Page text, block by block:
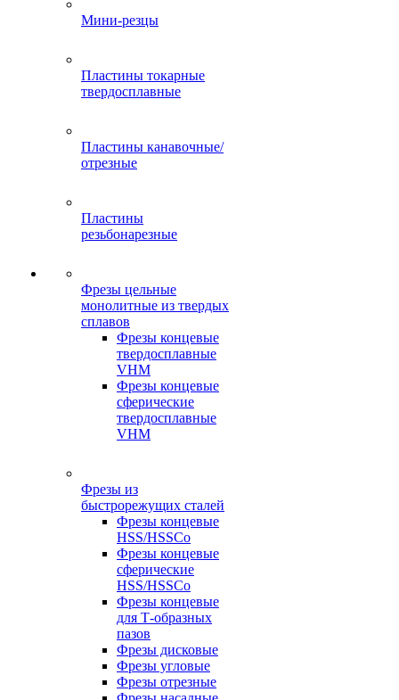
Мини-резцы
Пластины токарные
твердосплавные
Пластины канавочные/
отрезные
Пластины
резьбонарезные
Фрезы цельные
монолитные из твердых
сплавов
Фрезы концевые
твердосплавные
VHM
Фрезы концевые
сферические
твердосплавные
VHM
Фрезы из
быстрорежущих сталей
Фрезы концевые
HSS/HSSCo
Фрезы концевые
сферические
HSS/HSSCo
Фрезы концевые
для Т-образных
пазов
Фрезы дисковые
Фрезы угловые
Фрезы отрезные